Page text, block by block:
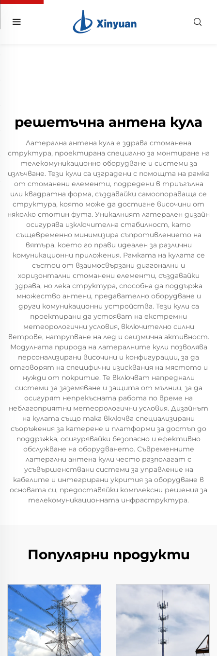
решетъчна антена кула
Латерална антена кула е здрава стоманена
структура, проектирана специално за монтиране на
телекомуникационно оборудване и системи за
излъчване. Тези кули са изградени с помощта на рамка
от стоманени елементи, подредени в триъгълна
или квадратна форма, създавайки самоопораваща се
структура, която може да достигне височини от
няколко стотин фута. Уникалният латерален дизайн
осигурява изключителна стабилност, като
същевременно минимизира съпротивлението на
вятъра, което го прави идеален за различни
комуникационни приложения. Рамката на кулата се
състои от взаимосвързани диагонални и
хоризонтални стоманени елементи, създавайки
здрава, но лека структура, способна да поддържа
множество антени, предавателно оборудване и
други комуникационни устройства. Тези кули са
проектирани да устояват на екстремни
метеорологични условия, включително силни
ветрове, натрупване на лед и сеизмична активност.
Модулната природа на латералните кули позволява
персонализирани височини и конфигурации, за да
отговорят на специфични изисквания на мястото и
нужди от покритие. Те включват напреднали
системи за заземяване и защита от мълнии, за да
осигурят непрекъсната работа по време на
неблагоприятни метеорологични условия. Дизайнът
на кулата също така включва специализирани
съоръжения за катерене и платформи за достъп до
поддръжка, осигурявайки безопасно и ефективно
обслужване на оборудването. Съвременните
латерални антена кули често разполагат с
усъвършенствани системи за управление на
кабелите и интегрирани укрития за оборудване в
основата си, предоставяйки комплексни решения за
телекомуникационната инфраструктура.
Популярни продукти